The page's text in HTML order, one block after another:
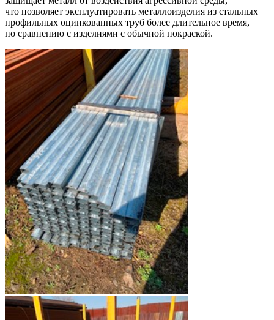
что позволяет эксплуатировать металлоизделия из стальных
профильных оцинкованных труб более длительное время,
по сравнению с изделиями с обычной покраской.